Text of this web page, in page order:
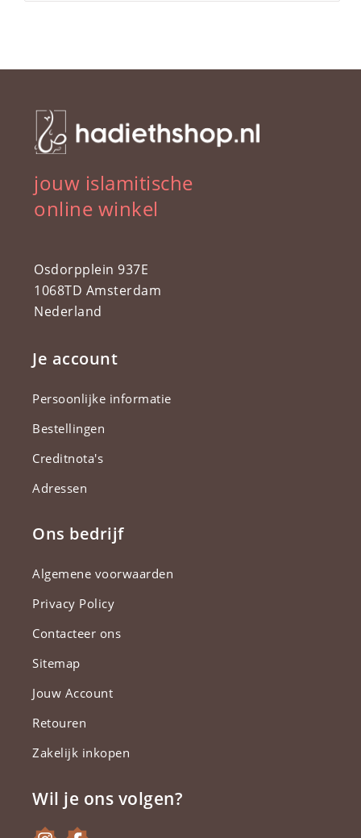
jouw islamitische
online winkel
Osdorpplein 937E
1068TD Amsterdam
Nederland
Je account
Persoonlijke informatie
Bestellingen
Creditnota's
Adressen
Ons bedrijf
Algemene voorwaarden
Privacy Policy
Contacteer ons
Sitemap
Jouw Account
Retouren
Zakelijk inkopen
Wil je ons volgen?